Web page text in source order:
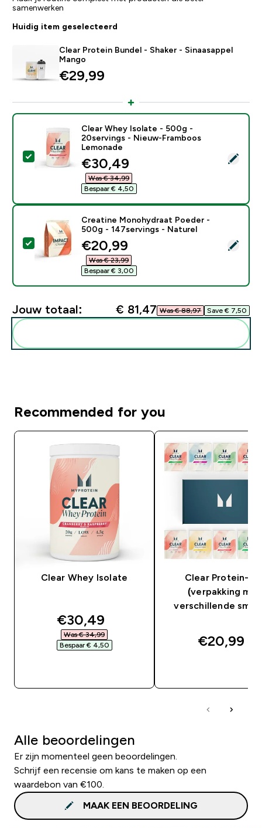
samenwerken
Huidig item geselecteerd
Clear Protein Bundel - Shaker - Sinaasappel
Mango
€29,99‎
Selecteer dit product - Clear Whey Isolate - 500g -
Clear Whey Isolate - 500g -
20servings - Nieuw-Framboos
Lemonade
discounted price
€30,49‎
Was € 34,99‎
Bespaar € 4,50‎
Selecteer dit product - Creatine Monohydraat
Creatine Monohydraat Poeder -
500g - 147servings - Naturel
discounted price
€20,99‎
Was € 23,99‎
Bespaar € 3,00‎
Jouw totaal: € 81,47‎ Was € 88,97‎ Save € 7,50‎
Recommended for you
Clear Whey Isolate
discounted price
€30,49‎
Was € 34,99‎
Bespaar € 4,50‎
Clear Protein-
(verpakking met
verschillende
€20,99‎
Alle beoordelingen
Er zijn momenteel geen beoordelingen.
Schrijf een recensie om kans te maken op een
waardebon van €100.
MAAK EEN BEOORDELING